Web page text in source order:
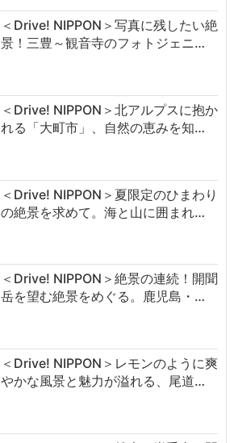
＜Drive! NIPPON＞写真に残したい絶
景！三豊～観音寺のフォトジェニ…
＜Drive! NIPPON＞北アルプスに抱か
れる「大町市」、自然の恵みを知…
＜Drive! NIPPON＞夏限定のひまわり
の絶景を求めて。海と山に囲まれ…
＜Drive! NIPPON＞絶景の連続！開聞
岳を望む絶景をめぐる。鹿児島・…
＜Drive! NIPPON＞レモンのように爽
やかな風景と魅力が溢れる、尾道…